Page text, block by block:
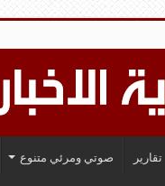
تقارير صوتي ومرئي متنوع